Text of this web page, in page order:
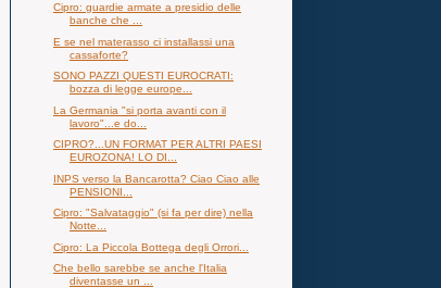
Cipro: guardie armate a presidio delle
banche che ...
E se nel materasso ci installassi una
cassaforte?
SONO PAZZI QUESTI EUROCRATI:
bozza di legge europe...
La Germania "si porta avanti con il
lavoro"...e do...
CIPRO?...UN FORMAT PER ALTRI PAESI
EUROZONA! LO DI...
INPS verso la Bancarotta? Ciao Ciao alle
PENSIONI...
Cipro: "Salvataggio" (si fa per dire) nella
Notte...
Cipro: La Piccola Bottega degli Orrori...
Che bello sarebbe se anche l'Italia
diventasse un ...